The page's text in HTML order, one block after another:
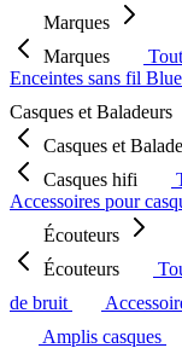
Marques
Marques
Enceintes sans fil
Casques et Baladeurs
Casques et
Casques hifi
Accessoires pour
Écouteurs
Écouteurs
de bruit
Amplis casques